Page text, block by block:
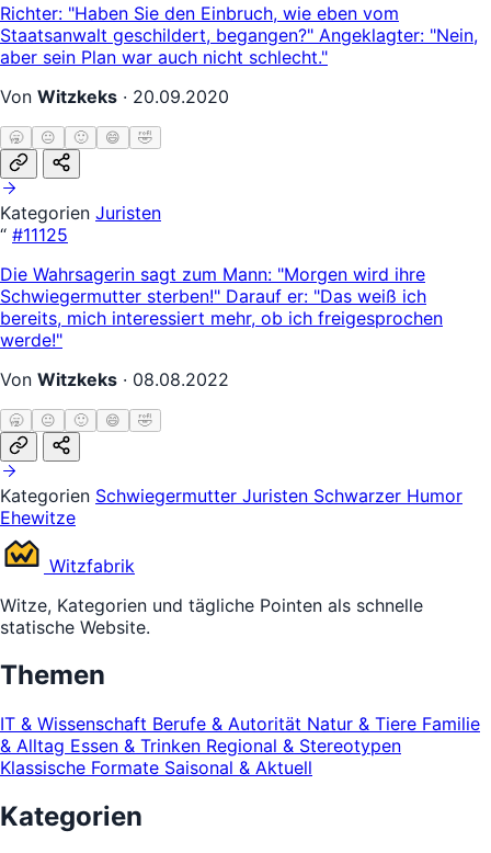
Richter: "Haben Sie den Einbruch, wie eben vom
Staatsanwalt geschildert, begangen?" Angeklagter: "Nein,
aber sein Plan war auch nicht schlecht."
Von Witzkeks · 20.09.2020
🥱 😐 🙂 😄 🤣
Kategorien Juristen
“ #11125
Die Wahrsagerin sagt zum Mann: "Morgen wird ihre
Schwiegermutter sterben!" Darauf er: "Das weiß ich
bereits, mich interessiert mehr, ob ich freigesprochen
werde!"
Von Witzkeks · 08.08.2022
🥱 😐 🙂 😄 🤣
Kategorien Schwiegermutter Juristen Schwarzer Humor
Ehewitze
Witzfabrik
Witze, Kategorien und tägliche Pointen als schnelle
statische Website.
Themen
IT & Wissenschaft Berufe & Autorität Natur & Tiere Familie
& Alltag Essen & Trinken Regional & Stereotypen
Klassische Formate Saisonal & Aktuell
Kategorien